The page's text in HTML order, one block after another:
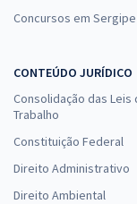
Concursos em Sergipe
CONTEÚDO JURÍDICO
Consolidação das Leis
Trabalho
Constituição Federal
Direito Administrativo
Direito Ambiental